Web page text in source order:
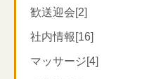
歓送迎会[2]
社内情報[16]
マッサージ[4]